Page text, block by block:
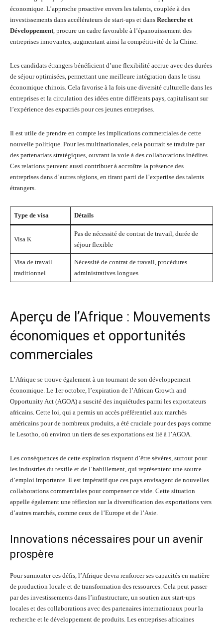
économique. L’approche proactive envers les talents, couplée à des
investissements dans accélérateurs de start-ups et dans Recherche et
Développement, procure un cadre favorable à l’épanouissement des
entreprises innovantes, augmentant ainsi la compétitivité de la Chine.
Les candidats étrangers bénéficient d’une flexibilité accrue avec des durées
de séjour optimisées, permettant une meilleure intégration dans le tissu
économique chinois. Cela favorise à la fois une diversité culturelle dans les
entreprises et la circulation des idées entre différents pays, capitalisant sur
l’expérience des expatriés pour ces jeunes entreprises.
Il est utile de prendre en compte les implications commerciales de cette
nouvelle politique. Pour les multinationales, cela pourrait se traduire par
des partenariats stratégiques, ouvrant la voie à des collaborations inédites.
Ces relations peuvent aussi contribuer à accroître la présence des
entreprises dans d’autres régions, en tirant parti de l’expertise des talents
étrangers.
Type de visa Détails
Visa K
Pas de nécessité de contrat de travail, durée de
séjour flexible
Visa de travail
traditionnel
Nécessité de contrat de travail, procédures
administratives longues
Aperçu de l’Afrique : Mouvements
économiques et opportunités
commerciales
L’Afrique se trouve également à un tournant de son développement
économique. Le 1er octobre, l’expiration de l’African Growth and
Opportunity Act (AGOA) a suscité des inquiétudes parmi les exportateurs
africains. Cette loi, qui a permis un accès préférentiel aux marchés
américains pour de nombreux produits, a été cruciale pour des pays comme
le Lesotho, où environ un tiers de ses exportations est lié à l’AGOA.
Les conséquences de cette expiration risquent d’être sévères, surtout pour
les industries du textile et de l’habillement, qui représentent une source
d’emploi importante. Il est impératif que ces pays envisagent de nouvelles
collaborations commerciales pour compenser ce vide. Cette situation
appelle également une réflexion sur la diversification des exportations vers
d’autres marchés, comme ceux de l’Europe et de l’Asie.
Innovations nécessaires pour un avenir
prospère
Pour surmonter ces défis, l’Afrique devra renforcer ses capacités en matière
de production locale et de transformation des ressources. Cela peut passer
par des investissements dans l’infrastructure, un soutien aux start-ups
locales et des collaborations avec des partenaires internationaux pour la
recherche et le développement de produits. Les entreprises africaines